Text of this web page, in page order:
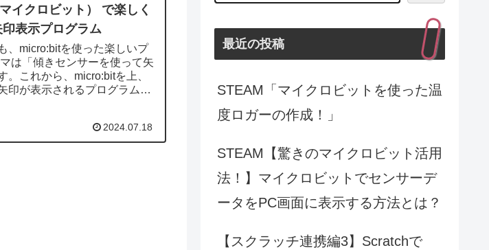
イクロビット） で楽しく
表示プログラム
、micro:bitを使った楽しいプ
は「傾きセンサーを使って矢
。これから、micro:bitを上、
印が表示されるプログラム
2024.07.18
最近の投稿
STEAM「マイクロビットを使った温
度ロガーの作成！」
STEAM【驚きのマイクロビット活用
法！】マイクロビットでセンサーデ
ータをPC画面に表示する方法とは？
【スクラッチ連携編3】Scratchで